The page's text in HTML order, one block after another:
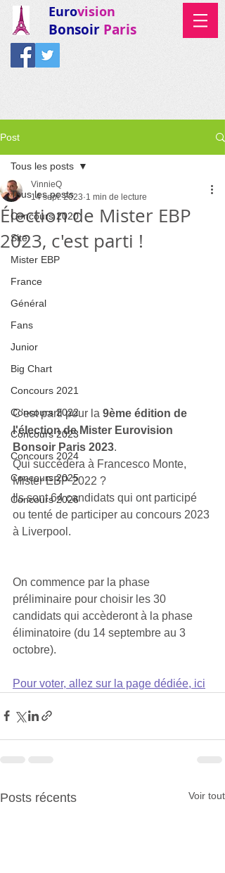
Eurovision
Bonsoir Paris
Post
Tous les posts
Concours 2020
Site
Mister EBP
France
Général
Fans
Junior
Big Chart
Concours 2021
Concours 2022
Concours 2023
Concours 2024
Concours 2025
Concours 2026
Tous les posts
Élection de Mister EBP
2023, c'est parti !
VinnieQ
14 sept. 2023 1 min de lecture
C'est parti pour la 9ème édition de
l'élection de Mister Eurovision
Bonsoir Paris 2023.
Qui succédera à Francesco Monte,
Mister EBP 2022 ?
Ils sont 64 candidats qui ont participé
ou tenté de participer au concours 2023
à Liverpool.
On commence par la phase
préliminaire pour choisir les 30
candidats qui accèderont à la phase
éliminatoire (du 14 septembre au 3
octobre).
Pour voter, allez sur la page dédiée, ici
Posts récents Voir tout